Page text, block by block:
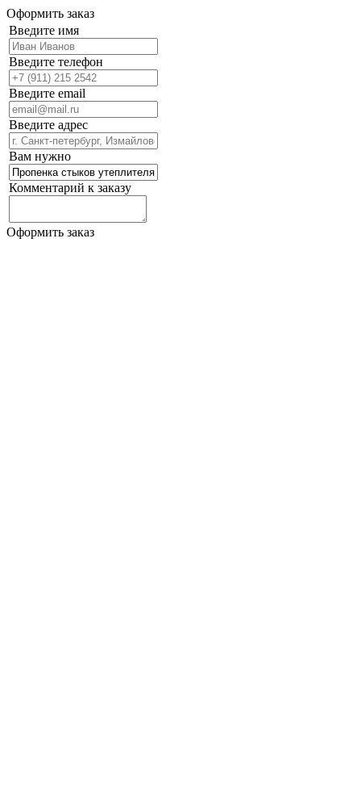
Оформить заказ
Введите имя
Введите телефон
Введите email
Введите адрес
Вам нужно
Комментарий к заказу
Оформить заказ